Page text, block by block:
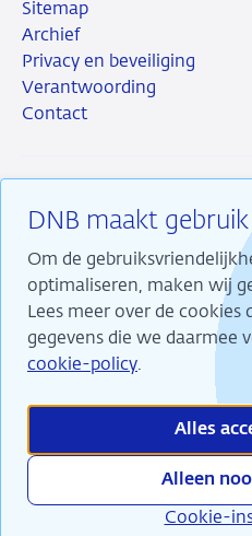
DNB maakt
Om de
optimaliseren, maken wij
Lees meer over de cookies
gegevens die we daarmee
cookie-policy.
Alles
Alleen
Cookie-
Sitemap
Archief
Privacy en beveiliging
Verantwoording
Contact
RSS
Wij maken ons sterk voor
dragen daarmee bij aan